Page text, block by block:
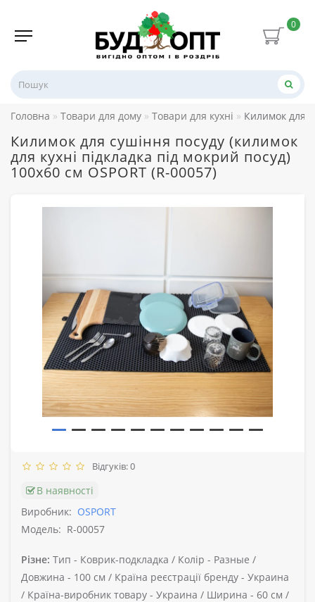
0
Головна Товари для дому Товари для кухні Килимок для
Килимок для сушіння посуду (килимок
для кухні підкладка під мокрий посуд)
100х60 см OSPORT (R-00057)
Відгуків: 0
В наявності
Виробник: OSPORT
Модель: R-00057
Різне: Тип - Коврик-подкладка / Колір - Разные /
Довжина - 100 см / Країна реєстрації бренду - Украина
/ Країна-виробник товару - Украина / Ширина - 60 см /